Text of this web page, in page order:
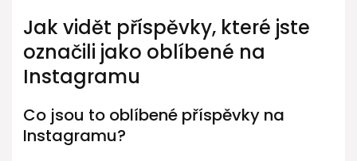
Jak vidět příspěvky, které jste
označili jako oblíbené na
Instagramu
Co jsou to oblíbené příspěvky na
Instagramu?